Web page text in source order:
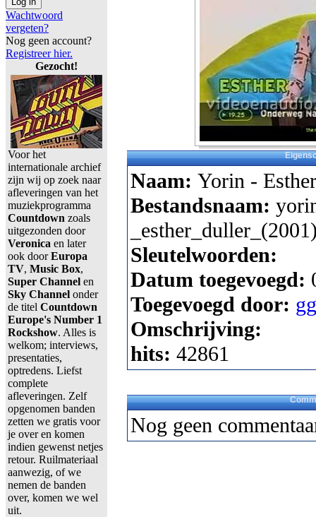
Wachtwoord
vergeten?
Nog geen account?
Registreer hier.
Gezocht!
Voor het
internationale archief
zijn wij op zoek naar
afleveringen van het
muziekprogramma
Countdown zoals
uitgezonden door
Veronica en later
ook doorEuropa
TV, Music Box,
Super Channel en
Sky Channel onder
de titel Countdown
Europe's Number 1
Rockshow. Alles is
welkom; interviews,
presentaties,
optredens. Liefst
complete
afleveringen. Zelf
opgenomen banden
zetten we gratis voor
je over en komen
indien gewenst netjes
retour. Ruilmateriaal
aanwezig, of we
nemen de banden
over, komen we wel
uit.
Naam: Yorin -
Bestandsnaam:
Sleutelwoorden:
Datum toegevoegd:
Toegevoegd door:
Omschrijving:
hits: 42861
Nog geen